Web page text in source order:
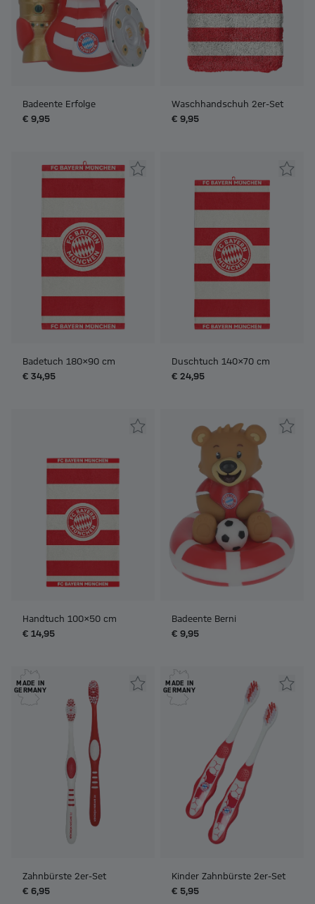
Badeente Erfolge
€ 9,95
Waschhandschuh 2er-Set
€ 9,95
Badetuch 180x90 cm
€ 34,95
Duschtuch 140x70 cm
€ 24,95
Handtuch 100x50 cm
€ 14,95
Badeente Berni
€ 9,95
MADE IN
GERMANY
Zahnbürste 2er-Set
€ 6,95
MADE IN
GERMANY
Kinder Zahnbürste 2er-Set
€ 5,95